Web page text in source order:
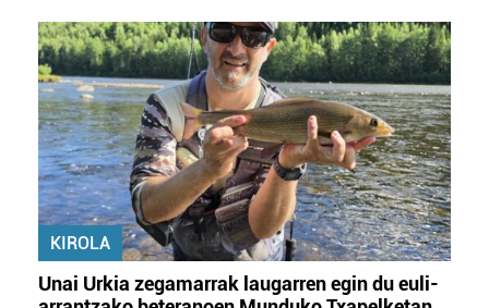
KIROLA
Unai Urkia zegamarrak laugarren egin du euli-